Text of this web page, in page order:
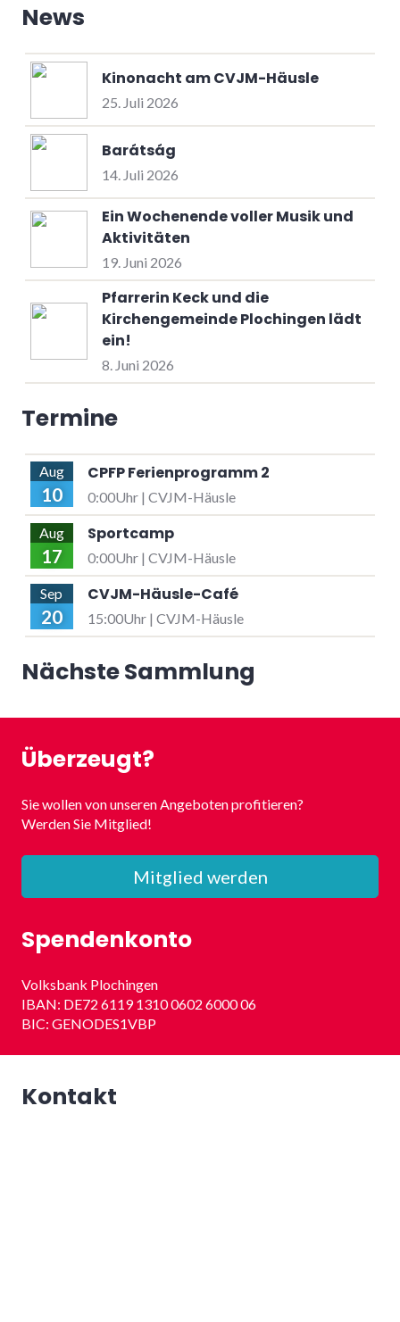
News
Kinonacht am CVJM-Häusle
25. Juli 2026
Barátság
14. Juli 2026
Ein Wochenende voller Musik und
Aktivitäten
19. Juni 2026
Pfarrerin Keck und die
Kirchengemeinde Plochingen lädt
ein!
8. Juni 2026
Termine
Aug
10
CPFP Ferienprogramm 2
0:00Uhr | CVJM-Häusle
Aug
17
Sportcamp
0:00Uhr | CVJM-Häusle
Sep
20
CVJM-Häusle-Café
15:00Uhr | CVJM-Häusle
Nächste Sammlung
Überzeugt?
Sie wollen von unseren Angeboten profitieren?
Werden Sie Mitglied!
Mitglied werden
Spendenkonto
Volksbank Plochingen
IBAN: DE72 6119 1310 0602 6000 06
BIC: GENODES1VBP
Kontakt